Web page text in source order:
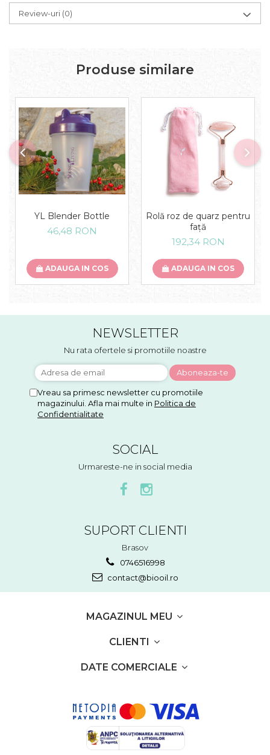
Review-uri (0)
Produse similare
YL Blender Bottle
46,48 RON
ADAUGA IN COS
Rolă roz de quarz pentru
față
192,34 RON
ADAUGA IN COS
NEWSLETTER
Nu rata ofertele si promotiile noastre
Vreau sa primesc newsletter cu promotiile
magazinului. Afla mai multe in Politica de
Confidentialitate
SOCIAL
Urmareste-ne in social media
SUPORT CLIENTI
Brasov
0746516998
contact@biooil.ro
MAGAZINUL MEU
CLIENTI
DATE COMERCIALE